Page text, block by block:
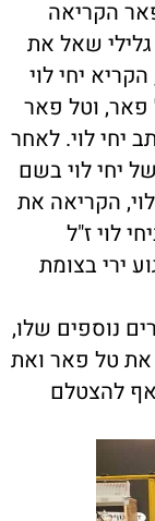
הקריאה
שאל את
יחי לוי
פאר, וטל פאר
יחי לוי. לאחר
יחי לוי בשם
הקריאה את
לוי ז"ל
ירי בצומת
נוספים שלו,
את טל פאר ואת
להצטלם